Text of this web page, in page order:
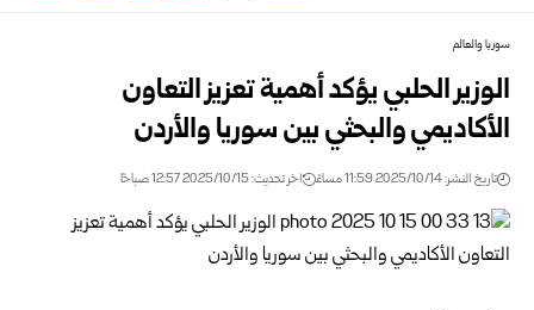
سوريا والعالم
الوزير الحلبي يؤكد أهمية تعزيز التعاون
الأكاديمي والبحثي بين سوريا والأردن
تاريخ النشر: 2025/10/14 11:59 مساءً اخر تحديث: 2025/10/15 12:57 صباحًا